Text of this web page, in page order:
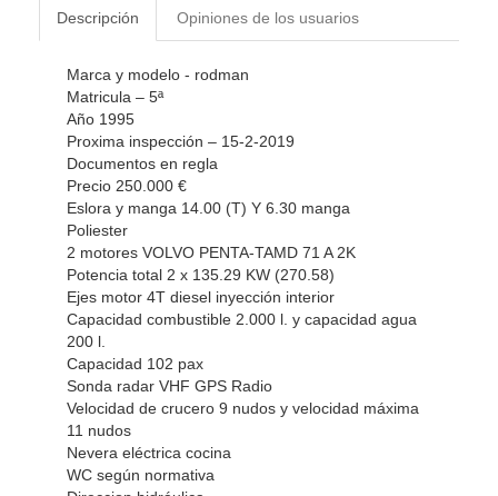
Descripción Opiniones de los usuarios
Marca y modelo - rodman
Matricula – 5ª
Año 1995
Proxima inspección – 15-2-2019
Documentos en regla
Precio 250.000 €
Eslora y manga 14.00 (T) Y 6.30 manga
Poliester
2 motores VOLVO PENTA-TAMD 71 A 2K
Potencia total 2 x 135.29 KW (270.58)
Ejes motor 4T diesel inyección interior
Capacidad combustible 2.000 l. y capacidad agua
200 l.
Capacidad 102 pax
Sonda radar VHF GPS Radio
Velocidad de crucero 9 nudos y velocidad máxima
11 nudos
Nevera eléctrica cocina
WC según normativa